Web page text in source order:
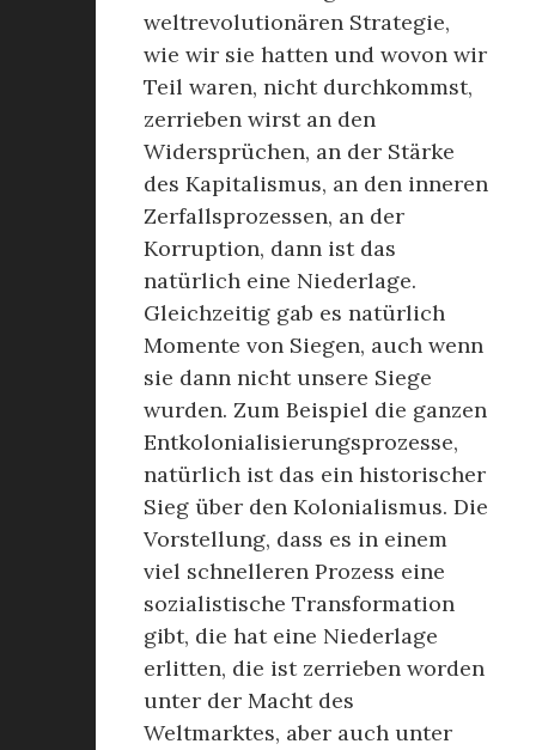
weltrevolutionären Strategie,
wie wir sie hatten und wovon wir
Teil waren, nicht durchkommst,
zerrieben wirst an den
Widersprüchen, an der Stärke
des Kapitalismus, an den inneren
Zerfallsprozessen, an der
Korruption, dann ist das
natürlich eine Niederlage.
Gleichzeitig gab es natürlich
Momente von Siegen, auch wenn
sie dann nicht unsere Siege
wurden. Zum Beispiel die ganzen
Entkolonialisierungsprozesse,
natürlich ist das ein historischer
Sieg über den Kolonialismus. Die
Vorstellung, dass es in einem
viel schnelleren Prozess eine
sozialistische Transformation
gibt, die hat eine Niederlage
erlitten, die ist zerrieben worden
unter der Macht des
Weltmarktes, aber auch unter